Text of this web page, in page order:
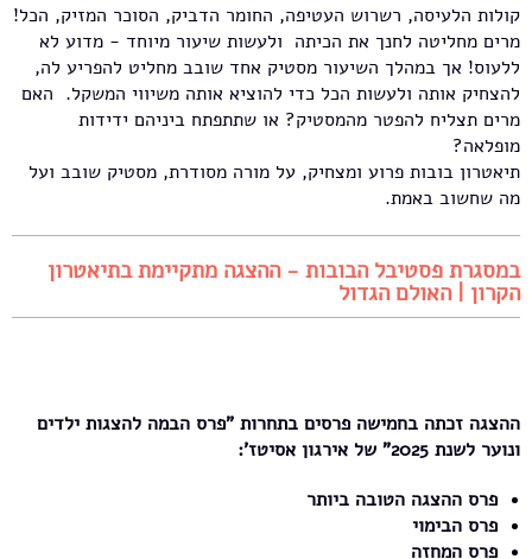
קולות הלעיסה, רשרוש העטיפה, החומר הדביק, הסוכר המזיק, הכל!
מרים מחליטה לחנך את הכיתה ולעשות שיעור מיוחד - מדוע לא
ללעוס! אך במהלך השיעור מסטיק אחד שובב מחליט להפריע לה,
להצחיק אותה ולעשות הכל כדי להוציא אותה משיווי המשקל. האם
מרים תצליח להפטר מהמסטיק? או שתתפתח ביניהם ידידות
מופלאה?
תיאטרון בובות פרוע ומצחיק, על מורה מסודרת, מסטיק שובב ועל
מה שחשוב באמת.
במסגרת פסטיבל הבובות - ההצגה מתקיימת בתיאטרון
הקרון | האולם הגדול
ההצגה זכתה בחמישה פרסים בתחרות "פרס הבמה להצגות ילדים
ונוער לשנת 2025" של אירגון אסיטז':
פרס ההצגה הטובה ביותר
פרס הבימוי
פרס המחזה